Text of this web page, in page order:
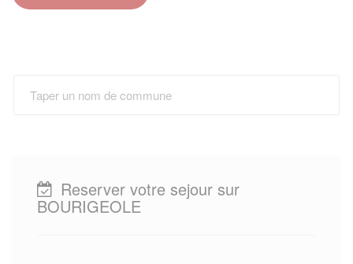
Reserver votre sejour sur
BOURIGEOLE